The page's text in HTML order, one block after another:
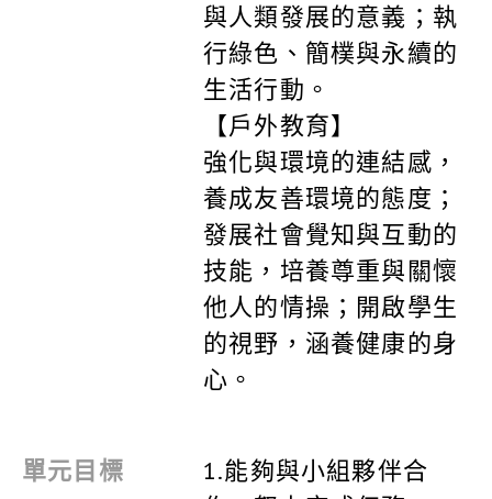
與人類發展的意義；執
行綠色、簡樸與永續的
生活行動。
【戶外教育】
強化與環境的連結感，
養成友善環境的態度；
發展社會覺知與互動的
技能，培養尊重與關懷
他人的情操；開啟學生
的視野，涵養健康的身
心。
單元目標
1.能夠與小組夥伴合